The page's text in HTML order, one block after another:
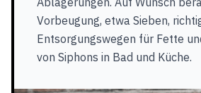
Vorbeugung, etwa Sieben,
Entsorgungswegen für Fette
von Siphons in Bad und Küche.